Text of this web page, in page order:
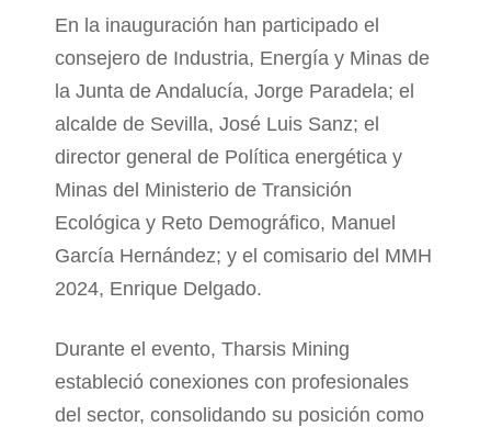
En la inauguración han participado el
consejero de Industria, Energía y Minas de
la Junta de Andalucía, Jorge Paradela; el
alcalde de Sevilla, José Luis Sanz; el
director general de Política energética y
Minas del Ministerio de Transición
Ecológica y Reto Demográfico, Manuel
García Hernández; y el comisario del MMH
2024, Enrique Delgado.
Durante el evento, Tharsis Mining
estableció conexiones con profesionales
del sector, consolidando su posición como